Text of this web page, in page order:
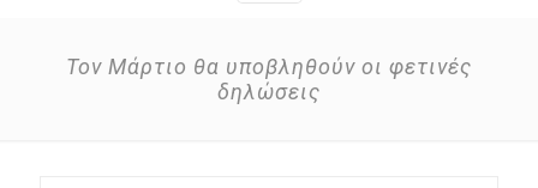
Τον Μάρτιο θα υποβληθούν οι φετινές
δηλώσεις